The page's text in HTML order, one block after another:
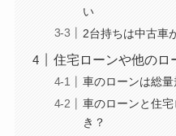
い
2台持ちは中古車
住宅ローンや他のロ
車のローンは総
車のローンと住
き？